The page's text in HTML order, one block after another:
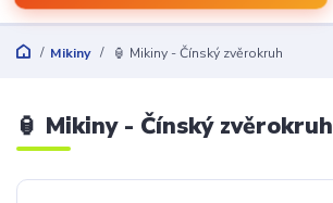
Mikiny 🏮 Mikiny - Čínský zvěrokruh
🏮 Mikiny - Čínský zvěrokruh